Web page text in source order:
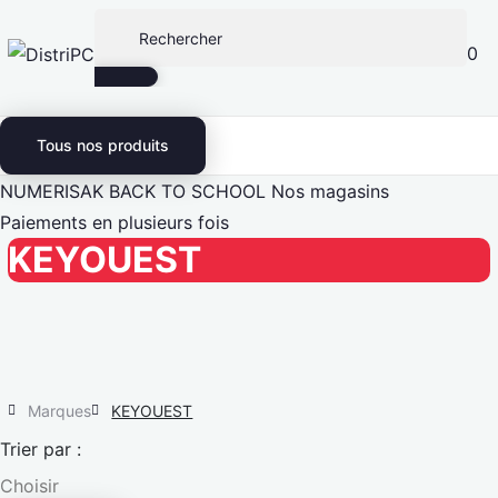
0
Tous nos produits
NUMERISAK BACK TO SCHOOL Nos magasins
Paiements en plusieurs fois
KEYOUEST
Marques KEYOUEST
Trier par :
Choisir